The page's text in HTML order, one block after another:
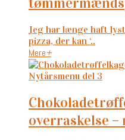
Jeg har længe haft
pizza, der kan ‘..
Mere+
chokoladetrøffelkage med en
overraskelse